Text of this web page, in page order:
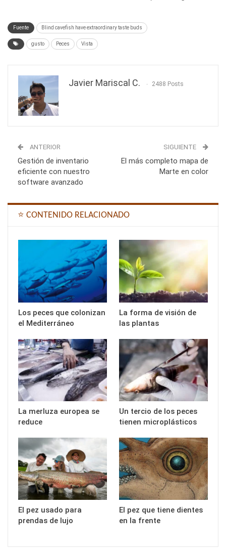
Fuente Blind cavefish have extraordinary taste buds
gusto Peces Vista
Javier Mariscal C. 2488 Posts
ANTERIOR
Gestión de inventario
eficiente con nuestro
software avanzado
SIGUIENTE
El más completo mapa de
Marte en color
⭐ CONTENIDO RELACIONADO
Los peces que colonizan
el Mediterráneo
La forma de visión de
las plantas
La merluza europea se
reduce
Un tercio de los peces
tienen microplásticos
El pez usado para
prendas de lujo
El pez que tiene dientes
en la frente